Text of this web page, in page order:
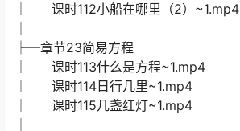
│ 课时112小船在哪里（2）~1.mp4
├─章节23简易方程
│ 课时113什么是方程~1.mp4
│ 课时114日行几里~1.mp4
│ 课时115几盏红灯~1.mp4